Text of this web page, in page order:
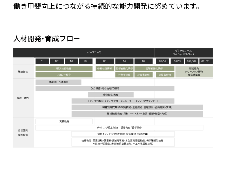
働き甲斐向上につながる持続的な能力開発に努めています。
人材開発・育成フロー